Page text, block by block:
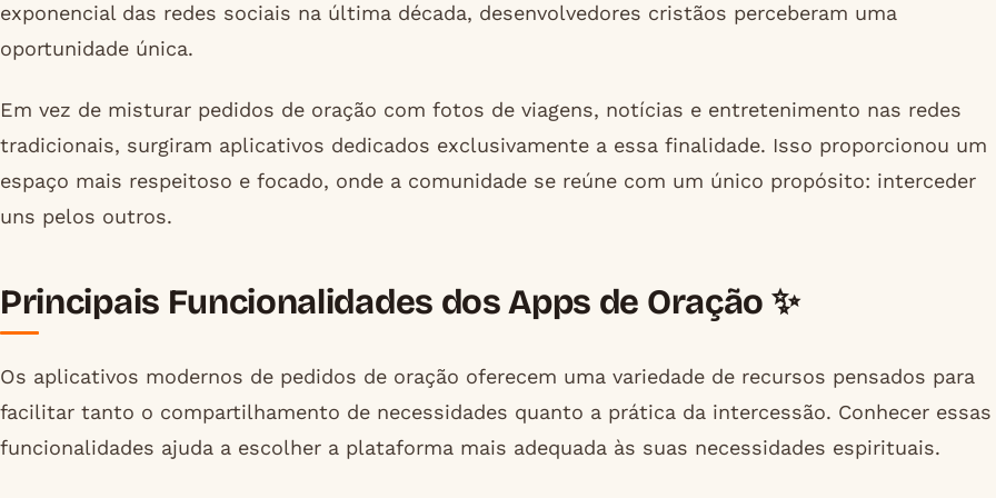
exponencial das redes sociais na última década, desenvolvedores cristãos perceberam uma
oportunidade única.
Em vez de misturar pedidos de oração com fotos de viagens, notícias e entretenimento nas redes
tradicionais, surgiram aplicativos dedicados exclusivamente a essa finalidade. Isso proporcionou um
espaço mais respeitoso e focado, onde a comunidade se reúne com um único propósito: interceder
uns pelos outros.
Principais Funcionalidades dos Apps de Oração ✨
Os aplicativos modernos de pedidos de oração oferecem uma variedade de recursos pensados para
facilitar tanto o compartilhamento de necessidades quanto a prática da intercessão. Conhecer essas
funcionalidades ajuda a escolher a plataforma mais adequada às suas necessidades espirituais.